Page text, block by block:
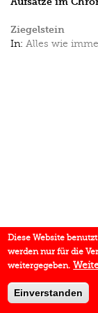
Ziegelstein
In: Alles wie
Diese Website
werden nur für die
weitergegeben.
Einverstanden